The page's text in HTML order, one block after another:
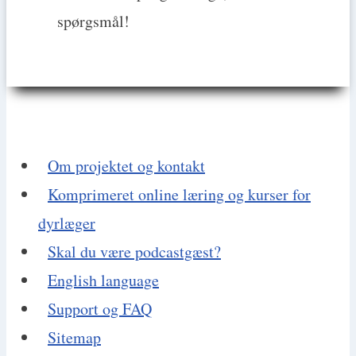
spørgsmål!
Om projektet og kontakt
Komprimeret online læring og kurser for
dyrlæger
Skal du være podcastgæst?
English language
Support og FAQ
Sitemap